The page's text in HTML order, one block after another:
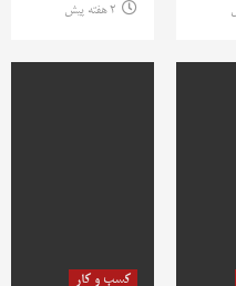
2 هفته پیش
کسب و کار